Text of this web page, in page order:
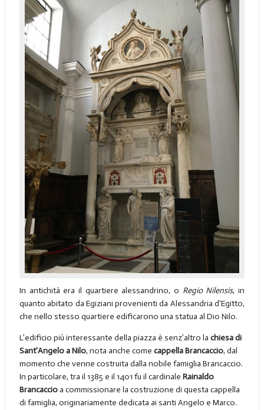
In antichità era il quartiere alessandrino, o Regio Nilensis, in
quanto abitato da Egiziani provenienti da Alessandria d'Egitto,
che nello stesso quartiere edificarono una statua al Dio Nilo.
L’edificio più interessante della piazza è senz’altro la chiesa di
Sant'Angelo a Nilo, nota anche come cappella Brancaccio, dal
momento che venne costruita dalla nobile famiglia Brancaccio.
In particolare, tra il 1385 e il 1401 fu il cardinale Rainaldo
Brancaccioa commissionare la costruzione di questa cappella
di famiglia, originariamente dedicata ai santi Angelo e Marco.